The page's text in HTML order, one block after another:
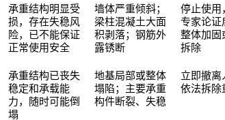
承重结构明显受
损，存在失稳风
险，已不能保证
正常使用安全
墙体严重倾斜；
梁柱混凝土大面
积剥落；钢筋外
露锈断
停止使用
专家论证
整体加固
拆除
承重结构已丧失
稳定和承载能
力，随时可能倒
塌
地基局部或整体
塌陷；主要承重
构件断裂、失稳
立即撤离
依法拆除